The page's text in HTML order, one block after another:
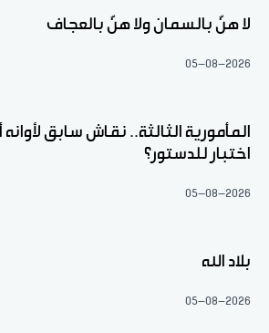
لا هنّ بالسمان ولا هنّ بالعجاف
05-08-2026
المأمورية الثالثة.. نقاش سابق لأوانه
اختبار للدستور؟
05-08-2026
بلاد الله
05-08-2026